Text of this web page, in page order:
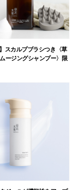
】スカルプブラシつき〈草
ージングシャンプー〉限